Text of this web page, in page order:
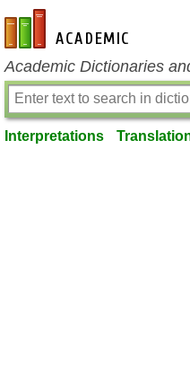
en-academic.com
Academic Dictionaries
Interpretations